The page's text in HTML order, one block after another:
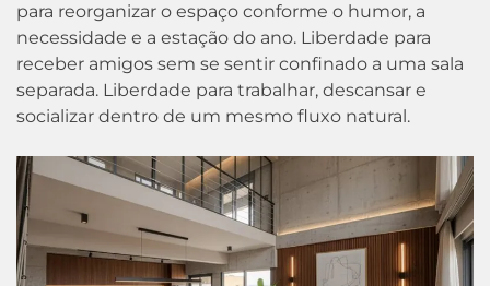
para reorganizar o espaço conforme o humor, a
necessidade e a estação do ano. Liberdade para
receber amigos sem se sentir confinado a uma sala
separada. Liberdade para trabalhar, descansar e
socializar dentro de um mesmo fluxo natural.